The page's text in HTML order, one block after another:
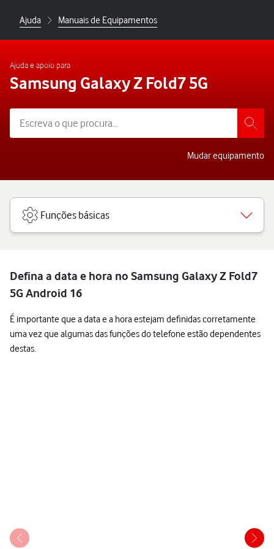
Ajuda Manuais de Equipamentos
Ajuda e apoio para
Samsung Galaxy Z Fold7 5G
Mudar equipamento
Funções básicas
Defina a data e hora no Samsung Galaxy Z Fold7
5G Android 16
É importante que a data e a hora estejam definidas corretamente
uma vez que algumas das funções do telefone estão dependentes
destas.